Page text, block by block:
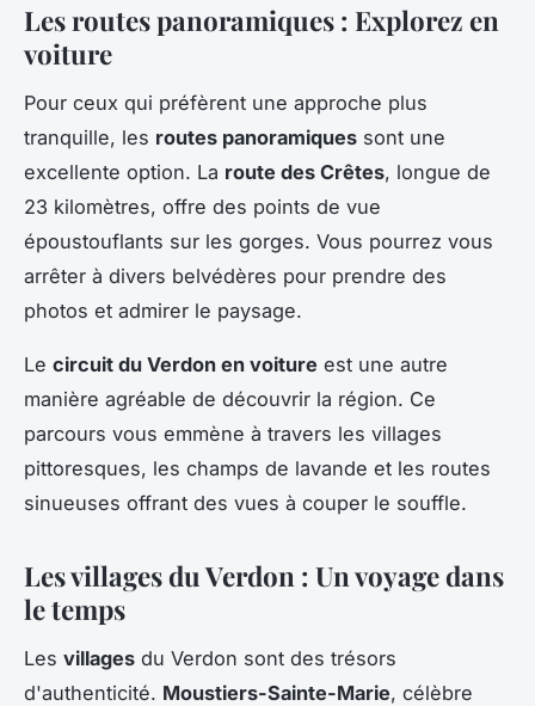
Les routes panoramiques : Explorez en
voiture
Pour ceux qui préfèrent une approche plus
tranquille, les routes panoramiques sont une
excellente option. La route des Crêtes, longue de
23 kilomètres, offre des points de vue
époustouflants sur les gorges. Vous pourrez vous
arrêter à divers belvédères pour prendre des
photos et admirer le paysage.
Le circuit du Verdon en voiture est une autre
manière agréable de découvrir la région. Ce
parcours vous emmène à travers les villages
pittoresques, les champs de lavande et les routes
sinueuses offrant des vues à couper le souffle.
Les villages du Verdon : Un voyage dans
le temps
Les villages du Verdon sont des trésors
d'authenticité. Moustiers-Sainte-Marie, célèbre